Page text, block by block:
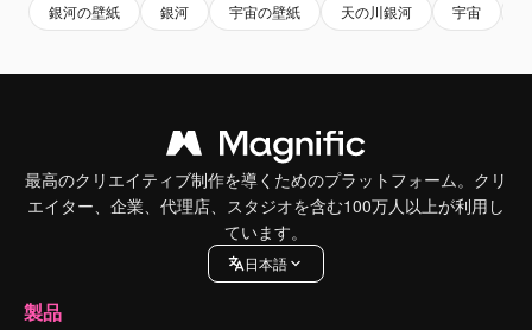
銀河の壁紙 銀河 宇宙の壁紙 天の川銀河 宇宙
最高のクリエイティブ制作を導くためのプラットフォーム。クリ
エイター、企業、代理店、スタジオを含む100万人以上が利用し
ています。
日本語
製品